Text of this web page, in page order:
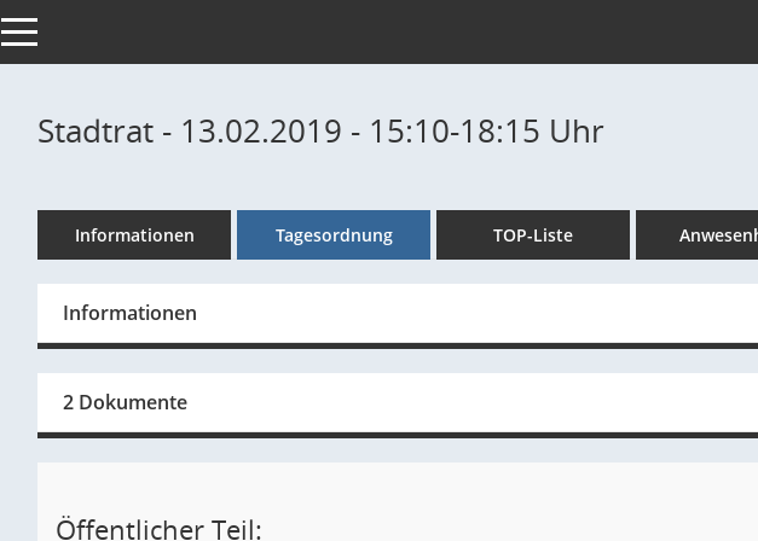
Toggle navigation
Stadtrat - 13.02.2019 - 15:10-18:15 Uhr
Informationen Tagesordnung TOP-Liste
Informationen
2 Dokumente
Öffentlicher Teil: